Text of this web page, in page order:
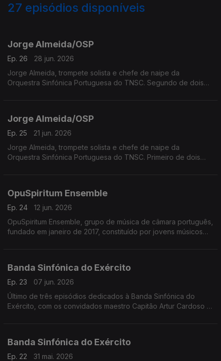
27 episódios disponíveis
Jorge Almeida/OSP
Ep. 26
28 jun. 2026
Jorge Almeida, trompete solista e chefe de naipe da
Orquestra Sinfónica Portuguesa do TNSC. Segundo de dois
Jorge Almeida/OSP
Ep. 25
21 jun. 2026
Jorge Almeida, trompete solista e chefe de naipe da
Orquestra Sinfónica Portuguesa do TNSC. Primeiro de dois
OpuSpiritum Ensemble
Ep. 24
12 jun. 2026
OpuSpiritum Ensemble, grupo de música de câmara português,
fundado em janeiro de 2017, constituído por jovens músicos
Banda Sinfónica do Exército
Ep. 23
07 jun. 2026
Último de três episódios dedicados à Banda Sinfónica do
Exército, com os convidados maestro Capitão Artur Cardoso e
Banda Sinfónica do Exército
Ep. 22
31 mai. 2026